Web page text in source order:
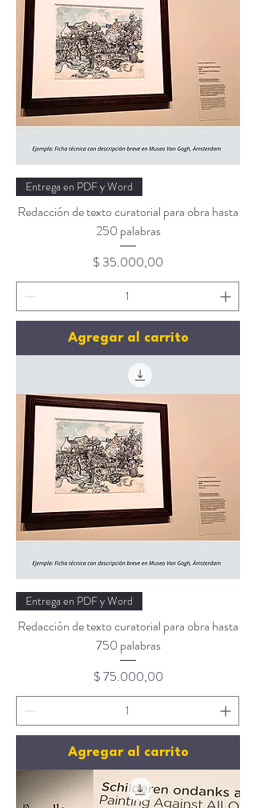
Entrega en PDF y Word
Redacción de texto curatorial para obra hasta
250 palabras
Precio
$ 35.000,00
Agregar al carrito
Entrega en PDF y Word
Redacción de texto curatorial para obra hasta
750 palabras
Precio
$ 75.000,00
Agregar al carrito